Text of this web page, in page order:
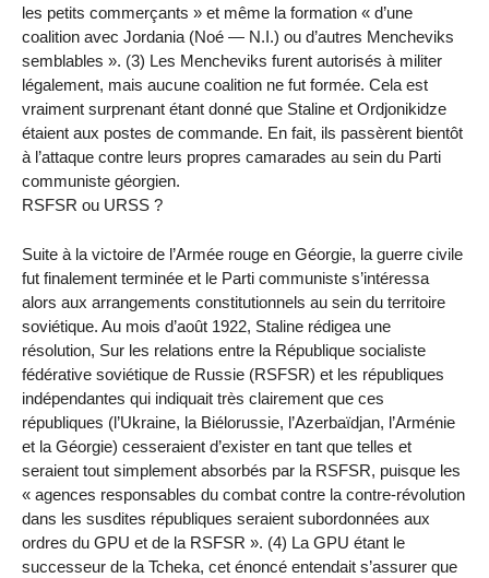
les petits commerçants » et même la formation « d’une
coalition avec Jordania (Noé — N.I.) ou d’autres Mencheviks
semblables ». (3) Les Mencheviks furent autorisés à militer
légalement, mais aucune coalition ne fut formée. Cela est
vraiment surprenant étant donné que Staline et Ordjonikidze
étaient aux postes de commande. En fait, ils passèrent bientôt
à l’attaque contre leurs propres camarades au sein du Parti
communiste géorgien.
RSFSR ou URSS ?
Suite à la victoire de l’Armée rouge en Géorgie, la guerre civile
fut finalement terminée et le Parti communiste s’intéressa
alors aux arrangements constitutionnels au sein du territoire
soviétique. Au mois d’août 1922, Staline rédigea une
résolution, Sur les relations entre la République socialiste
fédérative soviétique de Russie (RSFSR) et les républiques
indépendantes qui indiquait très clairement que ces
républiques (l’Ukraine, la Biélorussie, l’Azerbaïdjan, l’Arménie
et la Géorgie) cesseraient d’exister en tant que telles et
seraient tout simplement absorbés par la RSFSR, puisque les
« agences responsables du combat contre la contre-révolution
dans les susdites républiques seraient subordonnées aux
ordres du GPU et de la RSFSR ». (4) La GPU étant le
successeur de la Tcheka, cet énoncé entendait s’assurer que